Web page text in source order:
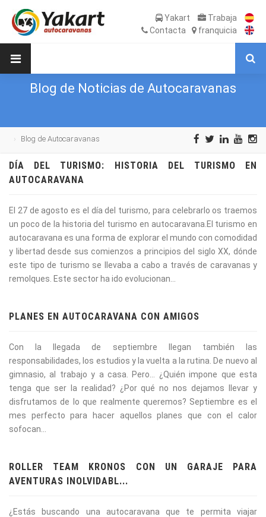
Yakart
Trabaja
Contacta
franquicia
Blog de Noticias de Autocaravanas
Blog de Autocaravanas
DÍA DEL TURISMO: HISTORIA DEL TURISMO EN
AUTOCARAVANA
El 27 de agosto es el día del turismo, para celebrarlo os traemos
un poco de la historia del turismo en autocaravana.El turismo en
autocaravana es una forma de explorar el mundo con comodidad
y libertad desde sus comienzos a principios del siglo XX, dónde
este tipo de turismo se llevaba a cabo a través de caravanas y
remolques. Este sector ha ido evolucionan...
PLANES EN AUTOCARAVANA CON AMIGOS
Con la llegada de septiembre llegan también las
responsabilidades, los estudios y la vuelta a la rutina. De nuevo al
gimnasio, al trabajo y a casa. Pero… ¿Quién impone que esta
tenga que ser la realidad? ¿Por qué no nos dejamos llevar y
disfrutamos de lo que realmente queremos? Septiembre es el
mes perfecto para hacer aquellos planes que con el calor
sofocan...
ROLLER TEAM KRONOS CON UN GARAJE PARA
AVENTURAS INOLVIDABL...
¿Estás buscando una autocaravana que te permita viajar